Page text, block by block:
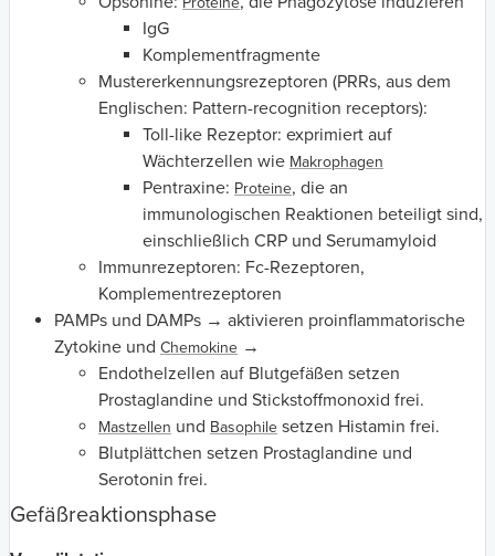
IgG
Komplementfragmente
Mustererkennungsrezeptoren (PRRs, aus dem
Englischen: Pattern-recognition receptors):
Toll-like Rezeptor: exprimiert auf
Wächterzellen wie Makrophagen
Pentraxine: Proteine, die an
immunologischen Reaktionen beteiligt sind,
einschließlich CRP und Serumamyloid
Immunrezeptoren: Fc-Rezeptoren,
Komplementrezeptoren
PAMPs und DAMPs → aktivieren proinflammatorische
Zytokine und Chemokine →
Endothelzellen auf Blutgefäßen setzen
Prostaglandine und Stickstoffmonoxid frei.
Mastzellen und Basophile setzen Histamin frei.
Blutplättchen setzen Prostaglandine und
Serotonin frei.
Gefäßreaktionsphase